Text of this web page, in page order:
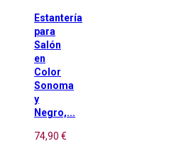
Estantería
para
Salón
en
Color
Sonoma
y
Negro,...
74,90 €